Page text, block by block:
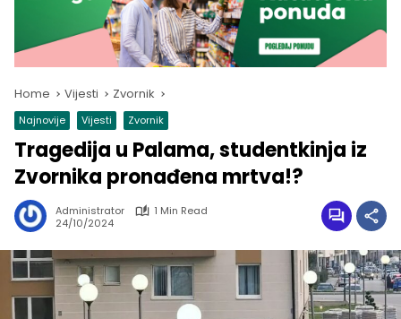
Home Vijesti Zvornik
Najnovije Vijesti Zvornik
Tragedija u Palama, studentkinja iz
Zvornika pronađena mrtva!?
Administrator
1 Min Read
24/10/2024